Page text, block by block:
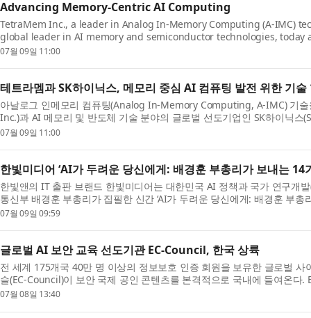
Advancing Memory-Centric AI Computing
TetraMem Inc., a leader in Analog In-Memory Computing (A-IMC)
global leader in AI memory and semiconductor technologies, today
completion of a joint technology collaboration, highlighted by...
07월 09일 11:00
테트라멤과 SK하이닉스, 메모리 중심 AI 컴퓨팅 발전 위한 기술
아날로그 인메모리 컴퓨팅(Analog In-Memory Computing, A-IMC) 기
Inc.)과 AI 메모리 및 반도체 기술 분야의 글로벌 선도기업인 SK하이닉스
을 성공적으로 완료했다고 발표했다. 이번 성과는 양사가...
07월 09일 11:00
한빛미디어 ‘AI가 두려운 당신에게: 배경훈 부총리가 보내는 14
한빛앤의 IT 출판 브랜드 한빛미디어는 대한민국 AI 정책과 국가 연구개
통신부 배경훈 부총리가 집필한 신간 ‘AI가 두려운 당신에게: 배경훈 부총
한다고 밝혔다. ‘우리 아이, 코딩까지 가르쳐야 할까...
07월 09일 09:59
글로벌 AI 보안 교육 선도기관 EC-Council, 한국 상륙
전 세계 175개국 40만 명 이상의 정보보호 인증 회원을 보유한 글로벌 사
슬(EC-Council)이 보안 국제 공인 콘텐츠를 본격적으로 국내에 들여온다.
‘CEH(Certified Ethical Hacker)’로 알려진 기관으...
07월 08일 13:40